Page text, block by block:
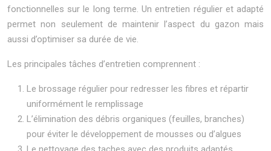
fonctionnelles sur le long terme. Un entretien régulier et adapté
permet non seulement de maintenir l’aspect du gazon mais
aussi d’optimiser sa durée de vie.
Les principales tâches d’entretien comprennent :
Le brossage régulier pour redresser les fibres et répartir
uniformément le remplissage
L’élimination des débris organiques (feuilles, branches)
pour éviter le développement de mousses ou d’algues